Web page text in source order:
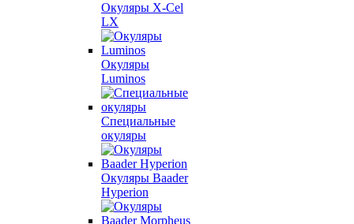
Окуляры X-Сel
LX
Окуляры
Luminos
Специальные
окуляры
Окуляры Baader
Hyperion